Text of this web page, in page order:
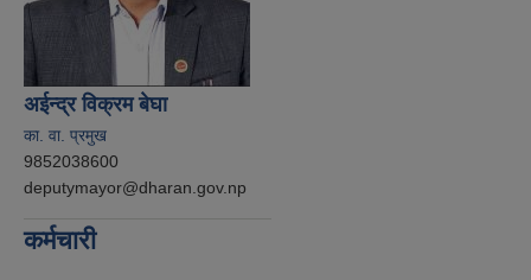
अईन्द्र विक्रम बेघा
का. वा. प्रमुख
9852038600
deputymayor@dharan.gov.np
कर्मचारी